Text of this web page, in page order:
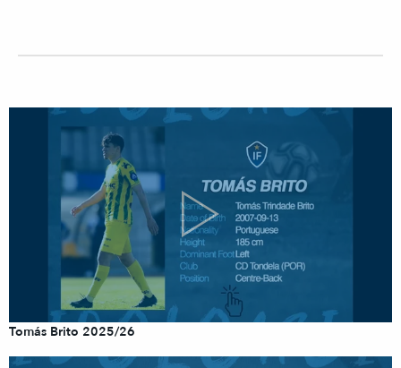
Tomás Brito 2025/26